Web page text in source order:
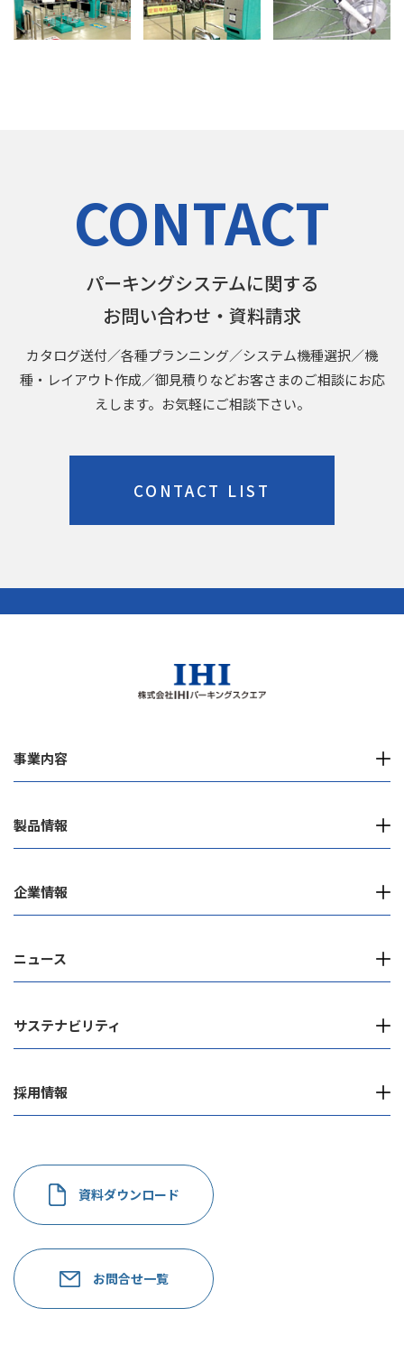
CONTACT
パーキングシステムに関する
お問い合わせ・資料請求
カタログ送付／各種プランニング／システム機種選択／機
種・レイアウト作成／御見積りなどお客さまのご相談にお応
えします。お気軽にご相談下さい。
CONTACT LIST
事業内容
製品情報
企業情報
ニュース
サステナビリティ
採用情報
資料ダウンロード
お問合せ一覧